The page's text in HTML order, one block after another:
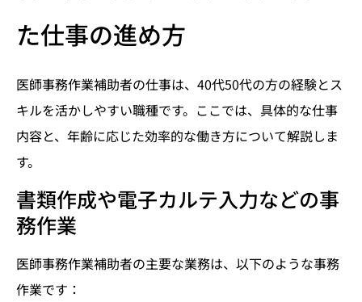
た仕事の進め方
医師事務作業補助者の仕事は、40代50代の方の経験とス
キルを活かしやすい職種です。ここでは、具体的な仕事
内容と、年齢に応じた効率的な働き方について解説しま
す。
書類作成や電子カルテ入力などの事
務作業
医師事務作業補助者の主要な業務は、以下のような事務
作業です：